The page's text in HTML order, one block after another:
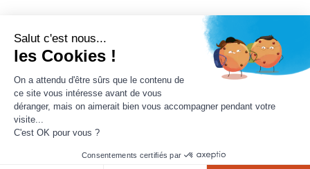
Politique de
Salut c'est nous...
les Cookies !
On a attendu d'être sûrs que le contenu de
ce site vous intéresse avant de vous
déranger, mais on aimerait bien vous accompagner pendant votre
visite...
C'est OK pour vous ?
Consentements certifiés par